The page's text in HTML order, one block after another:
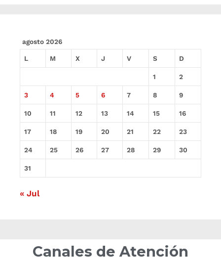
agosto 2026
L M X J V S D
1 2
3 4 5 6 7 8 9
10 11 12 13 14 15 16
17 18 19 20 21 22 23
24 25 26 27 28 29 30
31
« Jul
Canales de Atención